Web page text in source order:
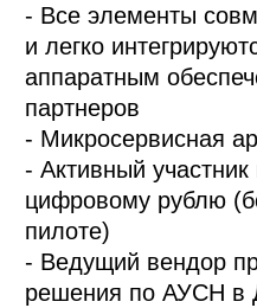
- Все элементы
и легко
аппаратным
партнеров
- Микросервисная
- Активный участник
цифровому рублю
пилоте)
- Ведущий вендор
решения по АУСН в